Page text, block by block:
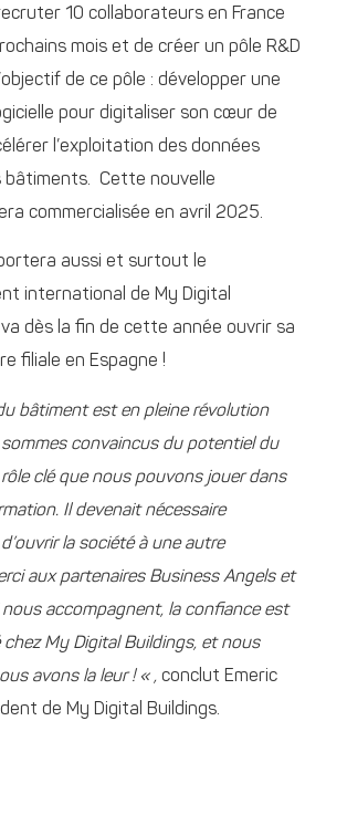
10 collaborateurs en France
mois et de créer un pôle R&D
de ce pôle : développer une
pour digitaliser son cœur de
l’exploitation des données
bâtiments. Cette nouvelle
commercialisée en avril 2025.
aussi et surtout le
international de My Digital
va dès la fin de cette année ouvrir sa
filiale en Espagne !
bâtiment est en pleine révolution
convaincus du potentiel du
clé que nous pouvons jouer dans
Il devenait nécessaire
la société à une autre
aux partenaires Business Angels et
accompagnent, la confiance est
chez My Digital Buildings, et nous
avons la leur ! « , conclut Emeric
de My Digital Buildings.